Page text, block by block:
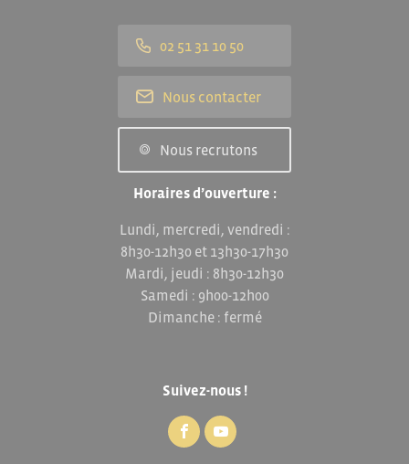
02 51 31 10 50
Nous contacter
Nous recrutons
Horaires d’ouverture :
Lundi, mercredi, vendredi :
8h30-12h30 et 13h30-17h30
Mardi, jeudi : 8h30-12h30
Samedi : 9h00-12h00
Dimanche : fermé
Suivez-nous !